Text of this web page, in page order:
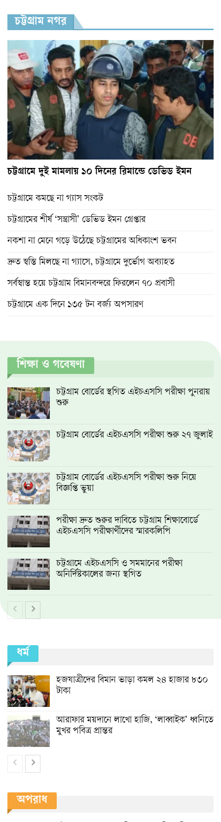
চট্টগ্রাম নগর
চট্টগ্রামে দুই মামলায় ১০ দিনের রিমান্ডে ডেভিড ইমন
চট্টগ্রামে কমছে না গ্যাস সংকট
চট্টগ্রামের শীর্ষ ‘সন্ত্রাসী’ ডেভিড ইমন গ্রেপ্তার
নকশা না মেনে গড়ে উঠেছে চট্টগ্রামের অধিকাংশ ভবন
দ্রুত স্বস্তি মিলছে না গ্যাসে, চট্টগ্রামে দুর্ভোগ অব্যাহত
সর্বস্বান্ত হয়ে চট্টগ্রাম বিমানবন্দরে ফিরলেন ৭০ প্রবাসী
চট্টগ্রামে এক দিনে ১৩৫ টন বর্জ্য অপসারণ
শিক্ষা ও গবেষণা
চট্টগ্রাম বোর্ডের স্থগিত এইচএসসি পরীক্ষা পুনরায়
শুরু
চট্টগ্রাম বোর্ডের এইচএসসি পরীক্ষা শুরু ২৭ জুলাই
চট্টগ্রাম বোর্ডের এইচএসসি পরীক্ষা শুরু নিয়ে
বিজ্ঞপ্তি ভুয়া
পরীক্ষা দ্রুত শুরুর দাবিতে চট্টগ্রাম শিক্ষাবোর্ডে
এইচএসসি পরীক্ষার্থীদের স্মারকলিপি
চট্টগ্রামে এইচএসসি ও সমমানের পরীক্ষা
অনির্দিষ্টকালের জন্য স্থগিত
ধর্ম
হজযাত্রীদের বিমান ভাড়া কমল ২৪ হাজার ৮৩০
টাকা
আরাফার ময়দানে লাখো হাজি, ‘লাব্বাইক’ ধ্বনিতে
মুখর পবিত্র প্রান্তর
অপরাধ